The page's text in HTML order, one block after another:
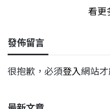
看更
發佈留言
很抱歉，必須登入網站